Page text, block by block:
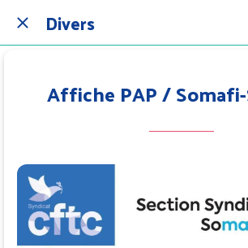
Divers
Affiche PAP /